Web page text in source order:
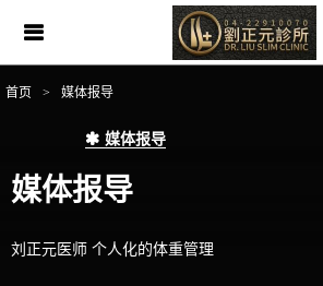
首页 > 媒体报导
媒体报导
媒体报导
刘正元医师 个人化的体重管理